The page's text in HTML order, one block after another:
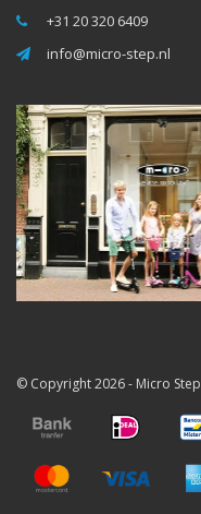
+31 20 320 6409
info@micro-step.nl
© Copyright 2026 - Micro Step